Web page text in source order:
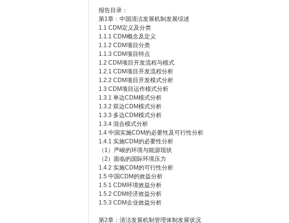
报告目录：
第1章：中国清洁发展机制发展综述
1.1 CDM定义及分类
1.1.1 CDM概念及定义
1.1.2 CDM项目分类
1.1.3 CDM项目特点
1.2 CDM项目开发流程与模式
1.2.1 CDM项目开发流程分析
1.2.2 CDM项目开发模式分析
1.3 CDM项目运作模式分析
1.3.1 单边CDM模式分析
1.3.2 双边CDM模式分析
1.3.3 多边CDM模式分析
1.3.4 混合模式分析
1.4 中国实施CDM的必要性及可行性分析
1.4.1 实施CDM的必要性分析
（1）严峻的环境与能源现状
（2）面临的国际环境压力
1.4.2 实施CDM的可行性分析
1.5 中国CDM的效益分析
1.5.1 CDM环境效益分析
1.5.2 CDM经济效益分析
1.5.3 CDM企业效益分析
第2章：清洁发展机制管理体制发展状况